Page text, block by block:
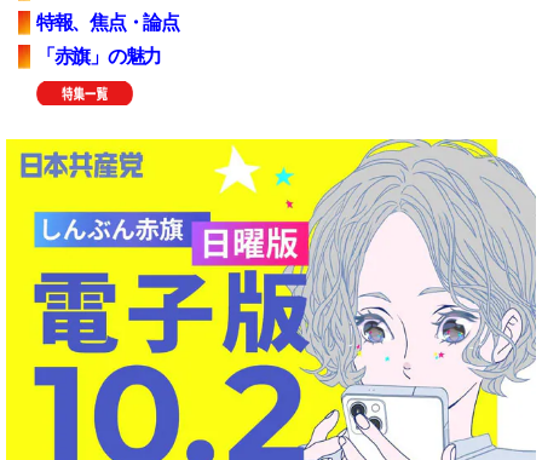
特報、焦点・論点
「赤旗」の魅力